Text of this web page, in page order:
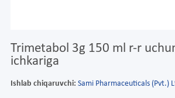
Trimetabol 3g 150 ml r-r
ichkariga
Ishlab chiqaruvchi: Sami Pharmaceuticals (Pvt.)